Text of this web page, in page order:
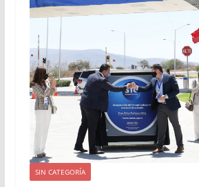
ciencia espacial.
SIN CATEGORÍA